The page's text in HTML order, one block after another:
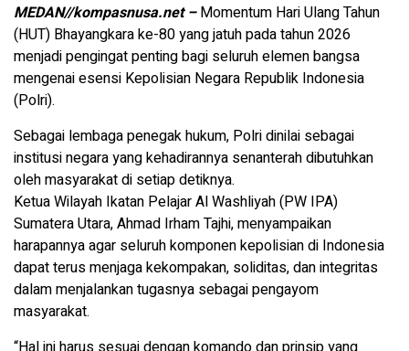
MEDAN//kompasnusa.net – Momentum Hari Ulang Tahun
(HUT) Bhayangkara ke-80 yang jatuh pada tahun 2026
menjadi pengingat penting bagi seluruh elemen bangsa
mengenai esensi Kepolisian Negara Republik Indonesia
(Polri).
Sebagai lembaga penegak hukum, Polri dinilai sebagai
institusi negara yang kehadirannya senanterah dibutuhkan
oleh masyarakat di setiap detiknya.
Ketua Wilayah Ikatan Pelajar Al Washliyah (PW IPA)
Sumatera Utara, Ahmad Irham Tajhi, menyampaikan
harapannya agar seluruh komponen kepolisian di Indonesia
dapat terus menjaga kekompakan, soliditas, dan integritas
dalam menjalankan tugasnya sebagai pengayom
masyarakat.